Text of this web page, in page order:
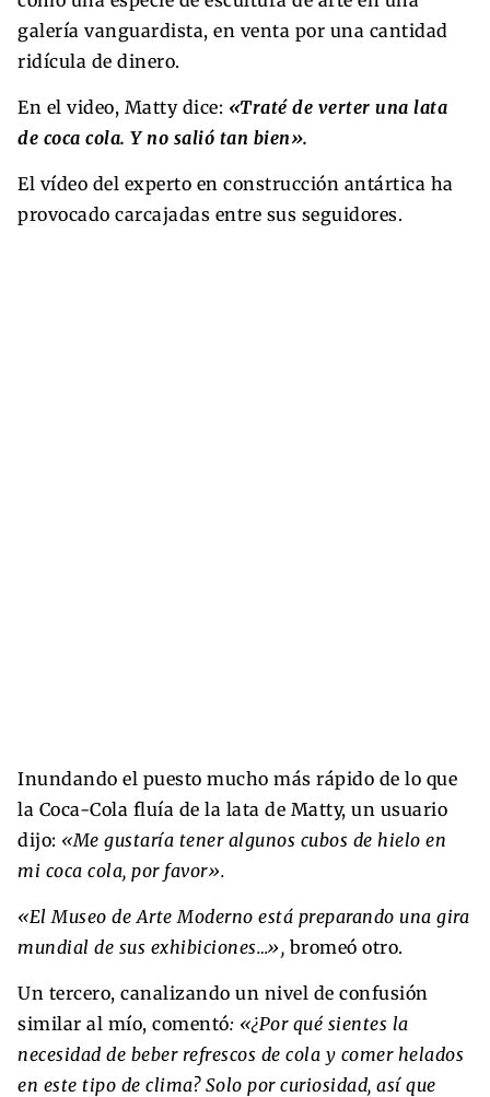
galería vanguardista, en venta por una cantidad
ridícula de dinero.
En el video, Matty dice: «Traté de verter una lata
de coca cola. Y no salió tan bien».
El vídeo del experto en construcción antártica ha
provocado carcajadas entre sus seguidores.
Inundando el puesto mucho más rápido de lo que
la Coca-Cola fluía de la lata de Matty, un usuario
dijo: «Me gustaría tener algunos cubos de hielo en
mi coca cola, por favor».
«El Museo de Arte Moderno está preparando una gira
mundial de sus exhibiciones…», bromeó otro.
Un tercero, canalizando un nivel de confusión
similar al mío, comentó: «¿Por qué sientes la
necesidad de beber refrescos de cola y comer helados
en este tipo de clima? Solo por curiosidad, así que